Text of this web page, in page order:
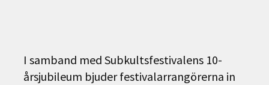
I samband med Subkultsfestivalens 10-
årsjubileum bjuder festivalarrangörerna in